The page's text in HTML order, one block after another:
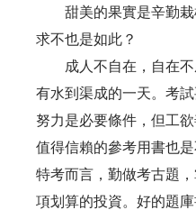
甜美的果實是辛勤栽
求不也是如此？
成人不自在，自在不
有水到渠成的一天。考
努力是必要條件，但工
值得信賴的參考用書也
特考而言，勤做考古題
項划算的投資。好的題